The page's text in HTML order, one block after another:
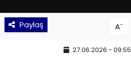
Paylaş A-
27.06.2026 - 09:55
SPOR